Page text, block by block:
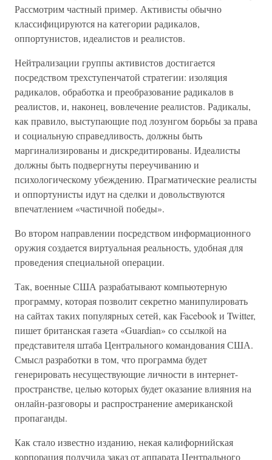
Рассмотрим частный пример. Активисты обычно
классифицируются на категории радикалов,
оппортунистов, идеалистов и реалистов.
Нейтрализации группы активистов достигается
посредством трехступенчатой стратегии: изоляция
радикалов, обработка и преобразование радикалов в
реалистов, и, наконец, вовлечение реалистов. Радикалы,
как правило, выступающие под лозунгом борьбы за права
и социальную справедливость, должны быть
маргинализированы и дискредитированы. Идеалисты
должны быть подвергнуты переучиванию и
психологическому убеждению. Прагматические реалисты
и оппортунисты идут на сделки и довольствуются
впечатлением «частичной победы».
Во втором направлении посредством информационного
оружия создается виртуальная реальность, удобная для
проведения специальной операции.
Так, военные США разрабатывают компьютерную
программу, которая позволит секретно манипулировать
на сайтах таких популярных сетей, как Facebook и Twitter,
пишет британская газета «Guardian» со ссылкой на
представителя штаба Центрального командования США.
Смысл разработки в том, что программа будет
генерировать несуществующие личности в интернет-
пространстве, целью которых будет оказание влияния на
онлайн-разговоры и распространение американской
пропаганды.
Как стало известно изданию, некая калифорнийская
корпорация получила заказ от аппарата Центрального